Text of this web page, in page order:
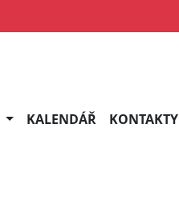
KALENDÁŘ KONTAKTY